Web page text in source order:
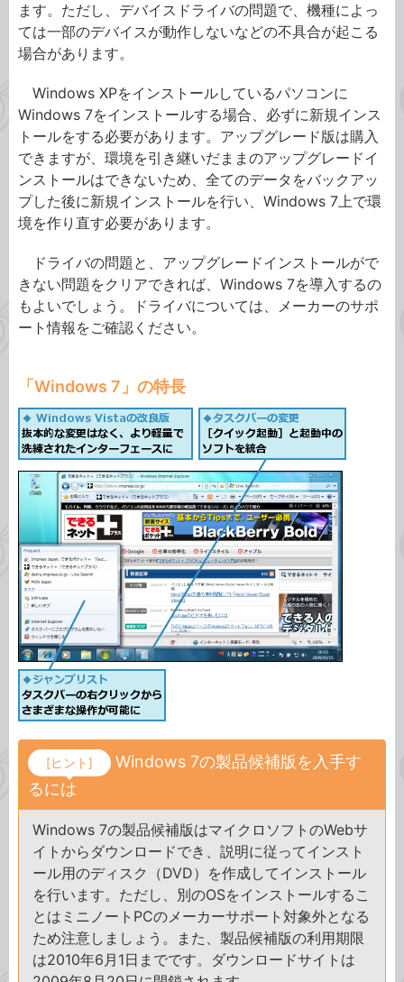
ます。ただし、デバイスドライバの問題で、機種によっ
ては一部のデバイスが動作しないなどの不具合が起こる
場合があります。
Windows XPをインストールしているパソコンに
Windows 7をインストールする場合、必ずに新規インス
トールをする必要があります。アップグレード版は購入
できますが、環境を引き継いだままのアップグレードイ
ンストールはできないため、全てのデータをバックアッ
プした後に新規インストールを行い、Windows 7上で環
境を作り直す必要があります。
ドライバの問題と、アップグレードインストールがで
きない問題をクリアできれば、Windows 7を導入するの
もよいでしょう。ドライバについては、メーカーのサポ
ート情報をご確認ください。
「Windows 7」の特長
[ヒント]
Windows 7の製品候補版を入手す
るには
Windows 7の製品候補版はマイクロソフトのWebサ
イトからダウンロードでき、説明に従ってインスト
ール用のディスク（DVD）を作成してインストール
を行います。ただし、別のOSをインストールするこ
とはミニノートPCのメーカーサポート対象外となる
ため注意しましょう。また、製品候補版の利用期限
は2010年6月1日までです。ダウンロードサイトは